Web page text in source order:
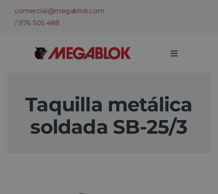
Saltarcomercial@megablok.com
/976 505 488
Toggle
Sectores
Taquilla metálica
soldada SB-25/3